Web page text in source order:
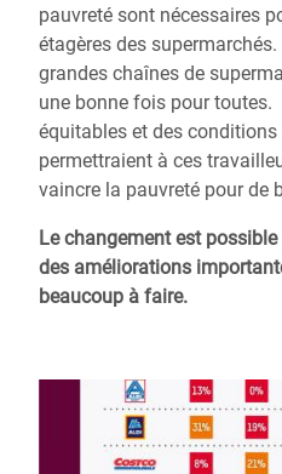
pauvreté sont nécessaires
étagères des
grandes chaînes de
une bonne fois pour toutes.
équitables et des
permettraient à ces
vaincre la pauvreté pour de
Le changement est
des améliorations
beaucoup à faire.